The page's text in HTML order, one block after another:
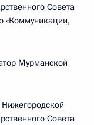
Совета
«Коммуникации,
Мурманской
Совета